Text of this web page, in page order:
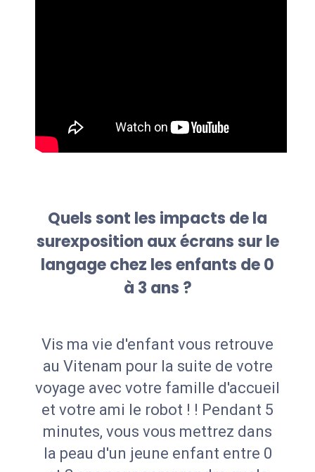
Quels sont les impacts de la
surexposition aux écrans sur le
langage chez les enfants de 0
à 3 ans ?
Vis ma vie d'enfant vous retrouve
au Vitenam pour la suite de votre
voyage avec votre famille d'accueil
et votre ami le robot ! ! Pendant 5
minutes, vous vous mettrez dans
la peau d'un jeune enfant entre 0